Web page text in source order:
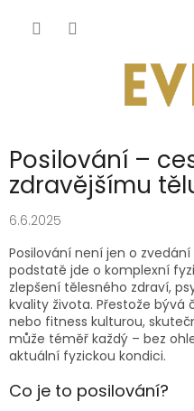
Posilování –
zdravějšímu
6.6.2025
Posilování není jen o
podstatě jde o komplexní
zlepšení tělesného zdraví,
kvality života. Přestože bývá
nebo fitness kulturou,
může téměř každý – bez
aktuální fyzickou kondici.
Co je to posilování?